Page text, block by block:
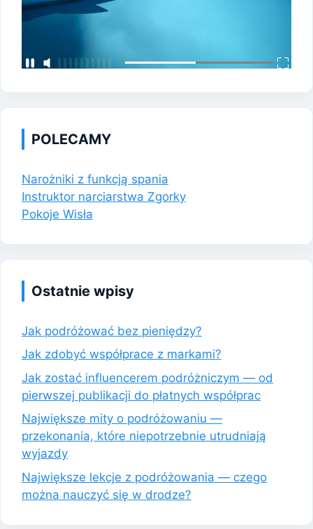
POLECAMY
Narożniki z funkcją spania
Instruktor narciarstwa Zgorky
Pokoje Wisła
Ostatnie wpisy
Jak podróżować bez pieniędzy?
Jak zdobyć współprace z markami?
Jak zostać influencerem podróżniczym — od
pierwszej publikacji do płatnych współprac
Największe mity o podróżowaniu —
przekonania, które niepotrzebnie utrudniają
wyjazdy
Największe lekcje z podróżowania — czego
można nauczyć się w drodze?